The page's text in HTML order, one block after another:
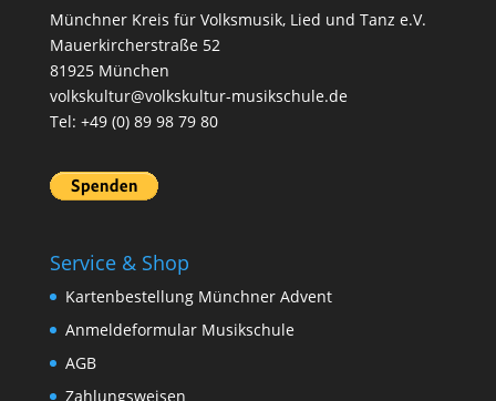
Münchner Kreis für Volksmusik, Lied und Tanz e.V.
Mauerkircherstraße 52
81925 München
volkskultur@volkskultur-musikschule.de
Tel: +49 (0) 89 98 79 80
Service & Shop
Kartenbestellung Münchner Advent
Anmeldeformular Musikschule
AGB
Zahlungsweisen